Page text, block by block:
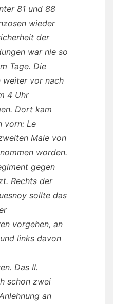
81 und 88
wieder
der
war nie so
Tage. Die
weiter vor nach
4 Uhr
Dort kam
vorn: Le
Male von
worden.
gegen
Rechts der
sollte das
vorgehen, an
links davon
Das II.
schon zwei
an